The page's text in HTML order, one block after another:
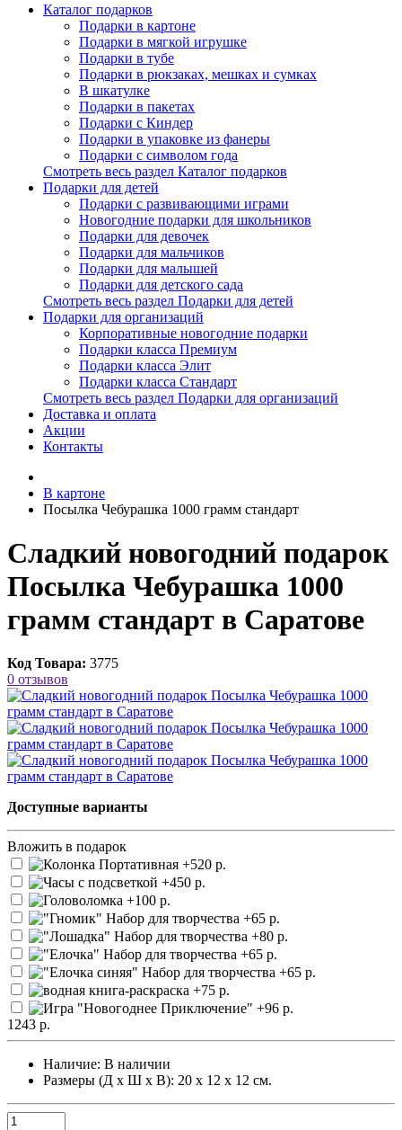
Каталог подарков
Подарки в картоне
Подарки в мягкой игрушке
Подарки в тубе
Подарки в рюкзаках, мешках и сумках
В шкатулке
Подарки в пакетах
Подарки с Киндер
Подарки в упаковке из фанеры
Подарки с символом года
Смотреть весь раздел Каталог подарков
Подарки для детей
Подарки с развивающими играми
Новогодние подарки для школьников
Подарки для девочек
Подарки для мальчиков
Подарки для малышей
Подарки для детского сада
Смотреть весь раздел Подарки для детей
Подарки для организаций
Корпоративные новогодние подарки
Подарки класса Премиум
Подарки класса Элит
Подарки класса Стандарт
Смотреть весь раздел Подарки для организаций
Доставка и оплата
Акции
Контакты
В картоне
Посылка Чебурашка 1000 грамм стандарт
Сладкий новогодний подарок
Посылка Чебурашка 1000
грамм стандарт в Саратове
Код Товара: 3775
0 отзывов
Доступные варианты
Вложить в подарок
1243 р.
Наличие: В наличии
Размеры (Д х Ш х В): 20 х 12 х 12 см.